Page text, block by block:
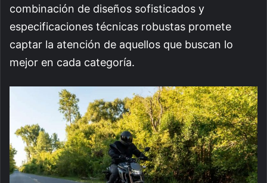
combinación de diseños sofisticados y
especificaciones técnicas robustas promete
captar la atención de aquellos que buscan lo
mejor en cada categoría.